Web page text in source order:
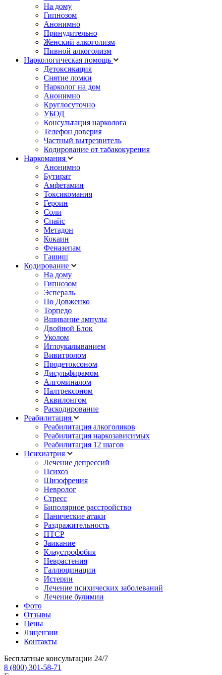
На дому
Гипнозом
Анонимно
Принудительно
Женский алкоголизм
Пивной алкоголизм
Наркологическая помощь
Детоксикация
Снятие ломки
Нарколог на дом
Анонимно
Круглосуточно
УБОД
Консультация нарколога
Телефон доверия
Частный вытрезвитель
Кодирование от табакокурения
Наркомания
Анонимно
Бутират
Амфетамин
Токсикомания
Героин
Соли
Спайс
Метадон
Кокаин
Феназепам
Гашиш
Кодирование
На дому
Гипнозом
Эспераль
По Довженко
Торпедо
Вшивание ампулы
Двойной Блок
Уколом
Иглоукалыванием
Вивитролом
Продетоксоном
Дисульфирамом
Алгоминалом
Налтрексоном
Аквилонгом
Раскодирование
Реабилитация
Реабилитация алкоголиков
Реабилитация наркозависимых
Реабилитация 12 шагов
Психиатрия
Лечение депрессий
Психоз
Шизофрения
Невролог
Стресс
Биполярное расстройство
Панические атаки
Раздражительность
ПТСР
Заикание
Клаустрофобия
Неврастения
Галлюцинации
Истерии
Лечение психических заболеваний
Лечение булимии
Фото
Отзывы
Цены
Лицензии
Контакты
Бесплатные консультации 24/7
8 (800) 301-58-71